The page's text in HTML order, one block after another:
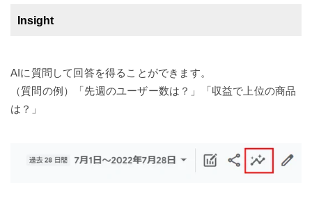
Insight
AIに質問して回答を得ることができます。
（質問の例）「先週のユーザー数は？」「収益で上位の商品
は？」